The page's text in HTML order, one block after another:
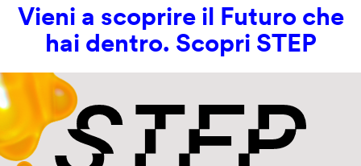
Vieni a scoprire il Futuro che
hai dentro. Scopri STEP